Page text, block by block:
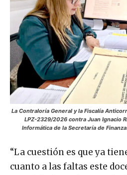
La Contraloría General y la Fiscalía
LPZ-2329/2026 contra Juan Ignacio
Informática de la Secretaría de
“La cuestión es que ya
cuanto a las faltas este